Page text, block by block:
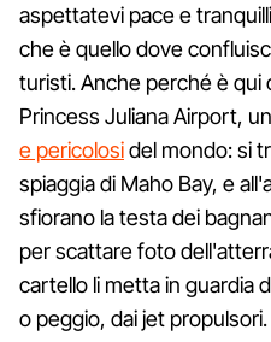
aspettatevi pace e
che è quello dove
turisti. Anche perché è qui
Princess Juliana Airport,
e pericolosidel mondo: si
spiaggia di Maho Bay, e
sfiorano la testa dei
per scattare foto
cartello li metta in guardia
o peggio, dai jet